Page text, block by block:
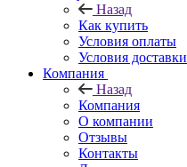
Назад
Как купить
Условия оплаты
Условия доставки
Компания
Назад
Компания
О компании
Отзывы
Контакты